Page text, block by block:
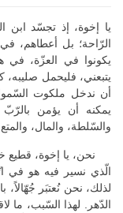
يا إخوة، إذ تجسّد ابن
الرّاحة؛ بل أعطاهم،
يكونوا في العزّة، في
يتبعني، فليحمل صليبه،
أن ندخل ملكوت
يمكنه أن يؤمن
والسّلطة، والمال، والمتع.
نحن، يا إخوة، قطيع
الّذي نسير فيه هو في
لذلك، نحن نُعتبَر جُهّالاً،
الدّهر. لهذا السّبب، ما